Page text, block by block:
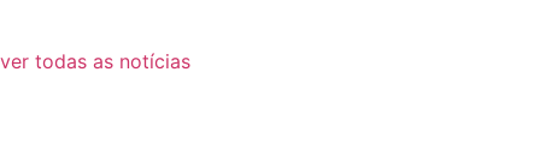
ver todas as notícias